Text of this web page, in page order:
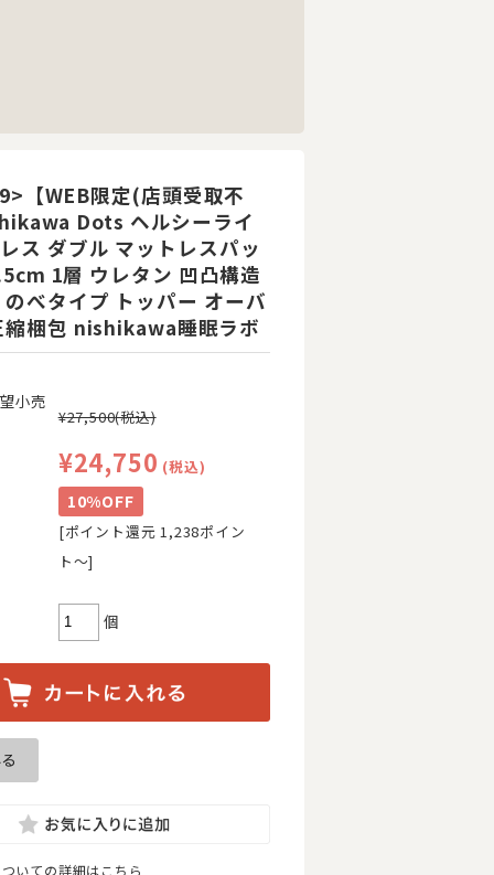
【WEB限定(店頭受取不
Dots ヘルシーライ
ス ダブル マットレスパッ
1層 ウレタン 凹凸構造
べタイプ トッパー オーバ
縮梱包 nishikawa睡眠ラボ
小売
¥27,500(税込)
¥24,750 (税込)
10%OFF
[ポイント還元 1,238ポイン
ト〜]
個
いての詳細はこちら